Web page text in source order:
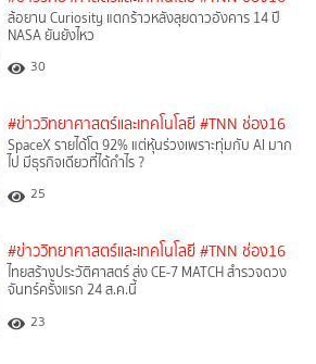
ล้อยาน Curiosity แตกร้าวหลังลุยดาวอังคาร 14 ปี
NASA ยันยังไหว
30
#ข่าววิทยาศาสตร์และเทคโนโลยี #TNN ช่อง16
SpaceX รายได้โต 92% แต่หุ้นร่วงเพราะทุ่มกับ AI มาก
ไป มีธุรกิจเดียวที่ได้กำไร ?
25
#ข่าววิทยาศาสตร์และเทคโนโลยี #TNN ช่อง16
ไทยสร้างประวัติศาสตร์ ส่ง CE-7 MATCH สำรวจดวง
จันทร์ครั้งแรก 24 ส.ค.นี้
23